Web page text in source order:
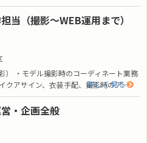
当（撮影～WEB運用まで）
） ・モデル撮影時のコーディネート業務
クアサイン、衣装手配、撮影時のア…
詳しく見る
・企画全般